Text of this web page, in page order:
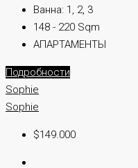
Ванна: 1, 2, 3
148 - 220 Sqm
АПАРТАМЕНТЫ
Подробности
Sophie
Sophie
$149.000